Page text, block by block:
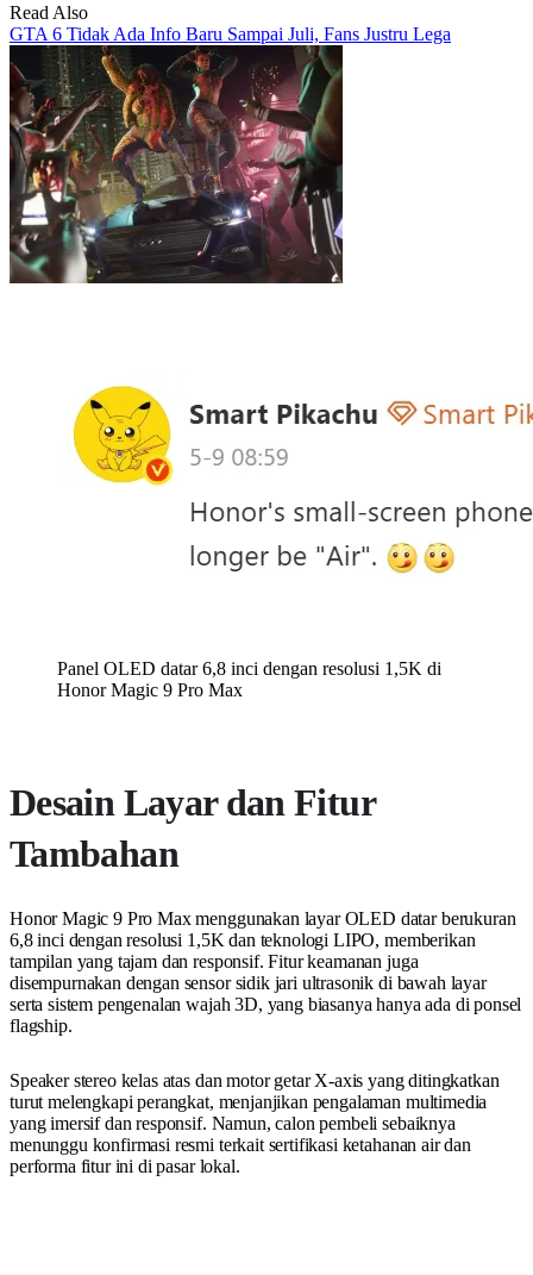
Read Also
GTA 6 Tidak Ada Info Baru Sampai Juli, Fans Justru Lega
Panel OLED datar 6,8 inci dengan resolusi 1,5K di
Honor Magic 9 Pro Max
Desain Layar dan Fitur
Tambahan
Honor Magic 9 Pro Max menggunakan layar OLED datar berukuran
6,8 inci dengan resolusi 1,5K dan teknologi LIPO, memberikan
tampilan yang tajam dan responsif. Fitur keamanan juga
disempurnakan dengan sensor sidik jari ultrasonik di bawah layar
serta sistem pengenalan wajah 3D, yang biasanya hanya ada di ponsel
flagship.
Speaker stereo kelas atas dan motor getar X-axis yang ditingkatkan
turut melengkapi perangkat, menjanjikan pengalaman multimedia
yang imersif dan responsif. Namun, calon pembeli sebaiknya
menunggu konfirmasi resmi terkait sertifikasi ketahanan air dan
performa fitur ini di pasar lokal.